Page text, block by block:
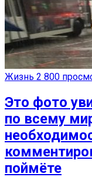
Жизнь 2 800
Это фото
по всему
поймёте